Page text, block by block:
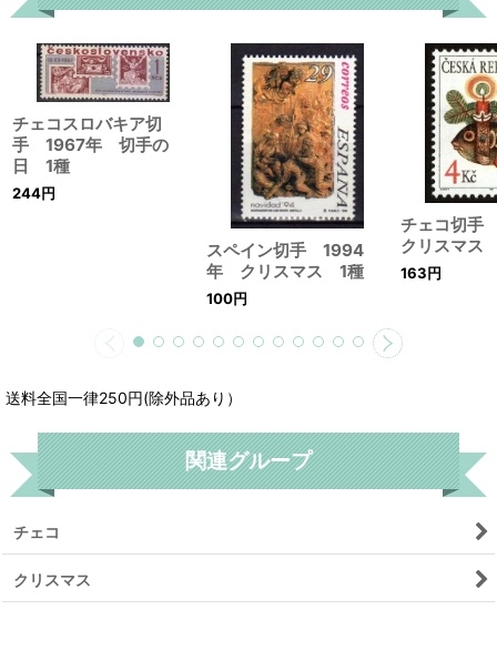
チェコスロバキア切
手 1967年 切手の
日 1種
244円
スペイン切手 1994
年 クリスマス 1種
100円
チェコ切
クリスマス
163円
送料全国一律250円(除外品あり）
関連グループ
チェコ
クリスマス